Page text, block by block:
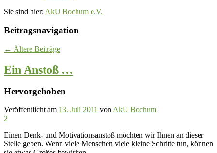
Sie sind hier: AkU Bochum e.V.
Beitragsnavigation
← Ältere Beiträge
Ein Anstoß …
Hervorgehoben
Veröffentlicht am 13. Juli 2011 von AkU Bochum
2
Einen Denk- und Motivationsanstoß möchten wir Ihnen an dieser
Stelle geben. Wenn viele Menschen viele kleine Schritte tun, können